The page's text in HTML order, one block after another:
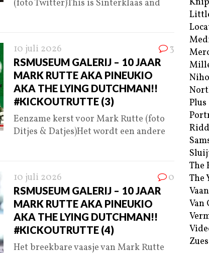
(foto Twitter)This is Sinterklaas and
10 juli 2026 3
RSMUSEUM GALERIJ – 10 JAAR
MARK RUTTE AKA PINEUKIO
AKA THE LYING DUTCHMAN!!
#KICKOUTRUTTE (3)
Eenzame kerst voor Mark Rutte (foto
Ditjes & Datjes)Het wordt een andere
10 juli 2026 0
RSMUSEUM GALERIJ – 10 JAAR
MARK RUTTE AKA PINEUKIO
AKA THE LYING DUTCHMAN!!
#KICKOUTRUTTE (4)
Het breekbare vaasje van Mark Rutte
Plus
The
The
Van